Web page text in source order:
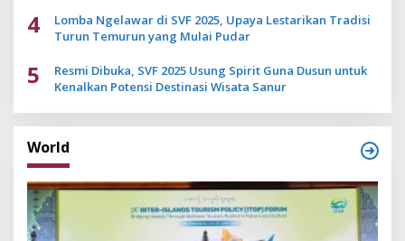
4
Lomba Ngelawar di SVF 2025, Upaya Lestarikan Tradisi
Turun Temurun yang Mulai Pudar
5
Resmi Dibuka, SVF 2025 Usung Spirit Guna Dusun untuk
Kenalkan Potensi Destinasi Wisata Sanur
World